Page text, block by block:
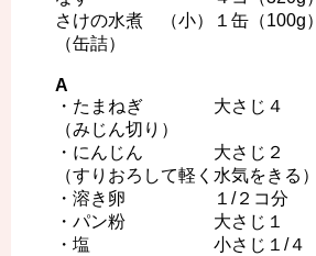
さけの水煮 （小）１缶（100g）
（缶詰）
A
・たまねぎ 大さじ４
（みじん切り）
・にんじん 大さじ２
（すりおろして軽く水気をきる）
・溶き卵 １/２コ分
・パン粉 大さじ１
・塩 小さじ１/４